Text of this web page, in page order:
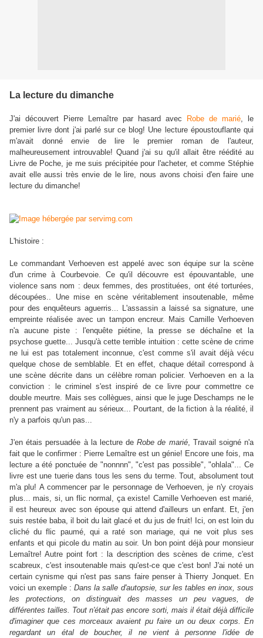
La lecture du dimanche
J'ai découvert Pierre Lemaître par hasard avec Robe de marié, le
premier livre dont j'ai parlé sur ce blog! Une lecture époustouflante qui
m'avait donné envie de lire le premier roman de l'auteur,
malheureusement introuvable! Quand j'ai su qu'il allait être réédité au
Livre de Poche, je me suis précipitée pour l'acheter, et comme Stéphie
avait elle aussi très envie de le lire, nous avons choisi d'en faire une
lecture du dimanche!
L'histoire :
Le commandant Verhoeven est appelé avec son équipe sur la scène
d'un crime à Courbevoie. Ce qu'il découvre est épouvantable, une
violence sans nom : deux femmes, des prostituées, ont été torturées,
découpées.. Une mise en scène véritablement insoutenable, même
pour des enquêteurs aguerris... L'assassin a laissé sa signature, une
empreinte réalisée avec un tampon encreur. Mais Camille Verhoeven
n'a aucune piste : l'enquête piétine, la presse se déchaîne et la
psychose guette... Jusqu'à cette terrible intuition : cette scène de crime
ne lui est pas totalement inconnue, c'est comme s'il avait déjà vécu
quelque chose de semblable. Et en effet, chaque détail correspond à
une scène décrite dans un célèbre roman policier. Verhoeven en a la
conviction : le criminel s'est inspiré de ce livre pour commettre ce
double meurtre. Mais ses collègues, ainsi que le juge Deschamps ne le
prennent pas vraiment au sérieux... Pourtant, de la fiction à la réalité, il
n'y a parfois qu'un pas...
J'en étais persuadée à la lecture deRobe de marié, Travail soigné n'a
fait que le confirmer : Pierre Lemaître est un génie! Encore une fois, ma
lecture a été ponctuée de "nonnnn", "c'est pas possible", "ohlala"... Ce
livre est une tuerie dans tous les sens du terme. Tout, absolument tout
m'a plu! A commencer par le personnage de Verhoeven, je n'y croyais
plus... mais, si, un flic normal, ça existe! Camille Verhoeven est marié,
il est heureux avec son épouse qui attend d'ailleurs un enfant. Et, j'en
suis restée baba, il boit du lait glacé et du jus de fruit! Ici, on est loin du
cliché du flic paumé, qui a raté son mariage, qui ne voit plus ses
enfants et qui picole du matin au soir. Un bon point déjà pour monsieur
Lemaître! Autre point fort : la description des scènes de crime, c'est
scabreux, c'est insoutenable mais qu'est-ce que c'est bon! J'ai noté un
certain cynisme qui n'est pas sans faire penser à Thierry Jonquet. En
voici un exemple :Dans la salle d'autopsie, sur les tables en inox, sous
les protections, on distinguait des masses un peu vagues, de
différentes tailles. Tout n'était pas encore sorti, mais il était déjà difficile
d'imaginer que ces morceaux avaient pu faire un ou deux corps. En
regardant un étal de boucher, il ne vient à personne l'idée de